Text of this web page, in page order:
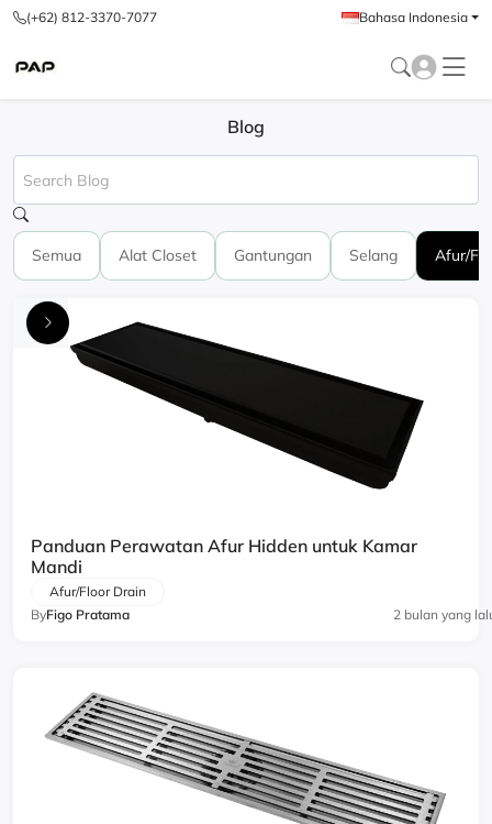
(+62) 812-3370-7077 Bahasa Indonesia
Blog
Semua Alat Closet Gantungan Selang Afur/
Panduan Perawatan Afur Hidden untuk Kamar
Mandi
Afur/Floor Drain
ByFigo Pratama 2 bulan yang